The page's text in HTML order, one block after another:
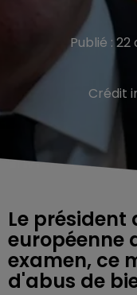
Publié : 22
Crédit
Le président
européenne
examen, ce
d'abus de